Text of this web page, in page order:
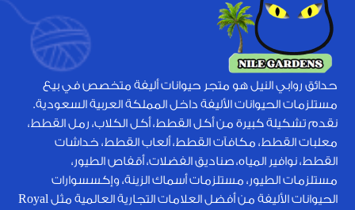
حدائق روابي النيل هو متجر حيوانات أليفة متخصص في بيع
مستلزمات الحيوانات الأليفة داخل المملكة العربية السعودية.
نقدم تشكيلة كبيرة من أكل القطط، أكل الكلاب، رمل القطط،
معلبات القطط، مكافآت القطط، ألعاب القطط، خداشات
القطط، نوافير المياه، صناديق الفضلات، أقفاص الطيور،
مستلزمات الطيور، مستلزمات أسماك الزينة، وإكسسوارات
الحيوانات الأليفة من أفضل العلامات التجارية العالمية مثل Royal